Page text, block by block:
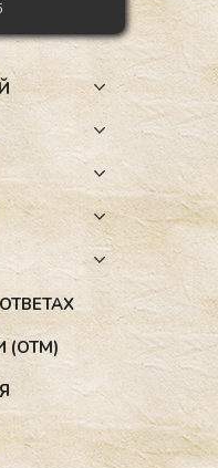
(ОТМ)